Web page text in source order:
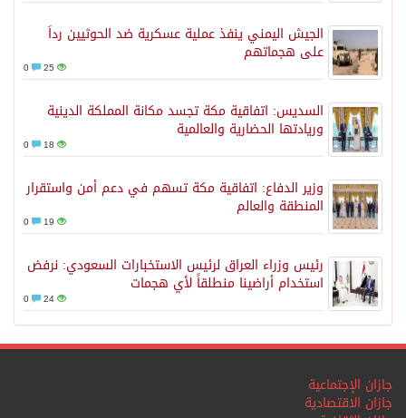
الجيش اليمني ينفذ عملية عسكرية ضد الحوثيين رداً
على هجماتهم
25
السديس: اتفاقية مكة تجسد مكانة المملكة الدينية
وريادتها الحضارية والعالمية
18
وزير الدفاع: اتفاقية مكة تسهم في دعم أمن واستقرار
المنطقة والعالم
19
رئيس وزراء العراق لرئيس الاستخبارات السعودي: نرفض
استخدام أراضينا منطلقاً لأي هجمات
24
جازان الإجتماعية
جازان الاقتصادية